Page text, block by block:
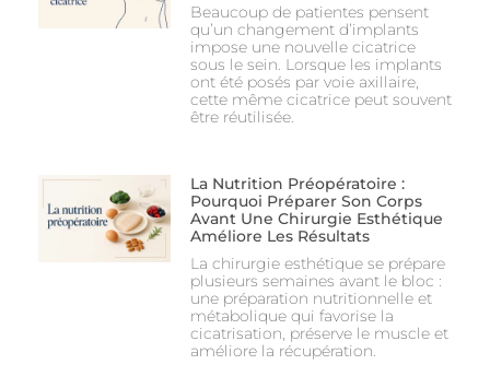
Beaucoup de patientes pensent
qu’un changement d’implants
impose une nouvelle cicatrice
sous le sein. Lorsque les implants
ont été posés par voie axillaire,
cette même cicatrice peut souvent
être réutilisée.
La Nutrition Préopératoire :
Pourquoi Préparer Son Corps
Avant Une Chirurgie Esthétique
Améliore Les Résultats
La chirurgie esthétique se prépare
plusieurs semaines avant le bloc :
une préparation nutritionnelle et
métabolique qui favorise la
cicatrisation, préserve le muscle et
améliore la récupération.